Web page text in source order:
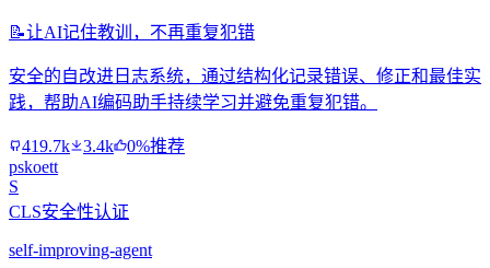
📝让AI记住教训，不再重复犯错
安全的自改进日志系统，通过结构化记录错误、修正和最佳实
践，帮助AI编码助手持续学习并避免重复犯错。
419.7k 3.4k
0%推荐
pskoett
S
CLS安全性认证
self-improving-agent